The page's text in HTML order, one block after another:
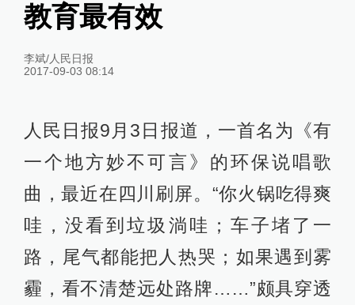
教育最有效
李斌/人民日报
2017-09-03 08:14
人民日报9月3日报道，一首名为《有
一个地方妙不可言》的环保说唱歌
曲，最近在四川刷屏。“你火锅吃得爽
哇，没看到垃圾淌哇；车子堵了一
路，尾气都能把人热哭；如果遇到雾
霾，看不清楚远处路牌……”颇具穿透